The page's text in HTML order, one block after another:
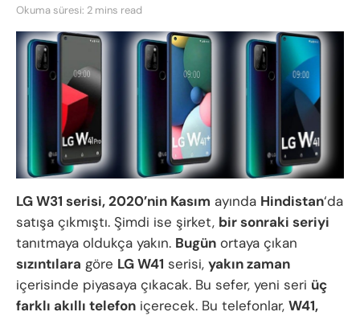
Okuma süresi: 2 mins read
LG W31 serisi, 2020’nin Kasım ayında Hindistan‘da
satışa çıkmıştı. Şimdi ise şirket, bir sonraki seriyi
tanıtmaya oldukça yakın. Bugün ortaya çıkan
sızıntılara göre LG W41 serisi, yakın zaman
içerisinde piyasaya çıkacak. Bu sefer, yeni seri üç
farklı akıllı telefon içerecek. Bu telefonlar, W41,